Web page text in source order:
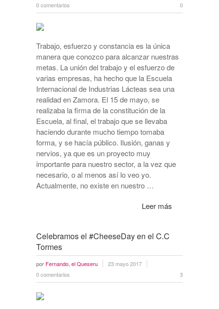
0 comentarios
0
Trabajo, esfuerzo y constancia es la única
manera que conozco para alcanzar nuestras
metas. La unión del trabajo y el esfuerzo de
varias empresas, ha hecho que la Escuela
Internacional de Industrias Lácteas sea una
realidad en Zamora. El 15 de mayo, se
realizaba la firma de la constitución de la
Escuela, al final, el trabajo que se llevaba
haciendo durante mucho tiempo tomaba
forma, y se hacía público. Ilusión, ganas y
nervios, ya que es un proyecto muy
importante para nuestro sector, a la vez que
necesario, o al menos así lo veo yo.
Actualmente, no existe en nuestro …
Leer más
Celebramos el #CheeseDay en el C.C
Tormes
por Fernando, el Queseru
23 mayo 2017
0 comentarios
3